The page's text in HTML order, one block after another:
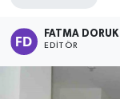
FATMA DORUK
EDITÖR